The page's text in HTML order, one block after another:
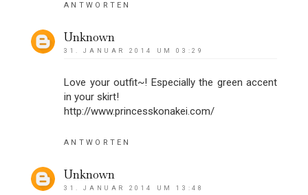
ANTWORTEN
Unknown
31. JANUAR 2014 UM 03:29
Love your outfit~! Especially the green accent
in your skirt!
http://www.princesskonakei.com/
ANTWORTEN
Unknown
31. JANUAR 2014 UM 13:48